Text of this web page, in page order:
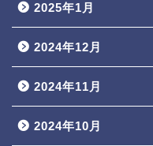
2025年1月
2024年12月
2024年11月
2024年10月